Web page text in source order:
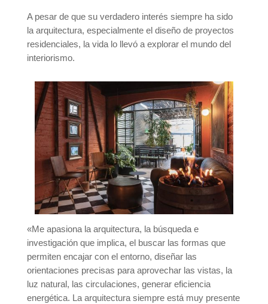
A pesar de que su verdadero interés siempre ha sido
la arquitectura, especialmente el diseño de proyectos
residenciales, la vida lo llevó a explorar el mundo del
interiorismo.
«Me apasiona la arquitectura, la búsqueda e
investigación que implica, el buscar las formas que
permiten encajar con el entorno, diseñar las
orientaciones precisas para aprovechar las vistas, la
luz natural, las circulaciones, generar eficiencia
energética. La arquitectura siempre está muy presente